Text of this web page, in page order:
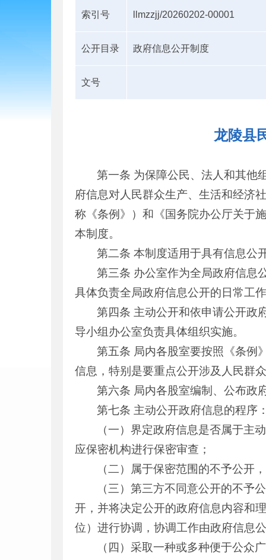
索引号 llmzzjj/20260202-00001
公开目录 政府信息公开制度
文号
龙陵县
第一条 为保障公民、法人和其他
府信息对人民群众生产、生活和经济
称《条例》）和《国务院办公厅关于
本制度。
第二条 本制度适用于具有信息公
第三条 办公室作为全局政府信息
具体负责全局政府信息公开的日常工
第四条 主动公开和依申请公开政
导小组办公室负责具体组织实施。
第五条 局内各股室要按照《条例
信息，特别是要重点公开涉及人民群
第六条 局内各股室编制、公布政
第七条 主动公开政府信息的程序
（一）界定政府信息是否属于主
应保密机构进行保密审查；
（二）属于保密范围的不予公开
（三）第三方不同意公开的不予
开，并将决定公开的政府信息内容和
位）进行协调，协调工作由政府信息
（四）采取一种或多种便于公众